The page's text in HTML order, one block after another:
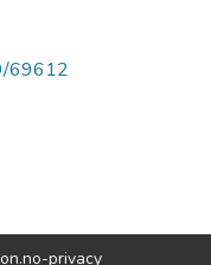
69612
privacy